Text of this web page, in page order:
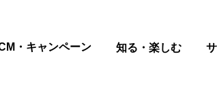
・キャンペーン 知る・楽しむ